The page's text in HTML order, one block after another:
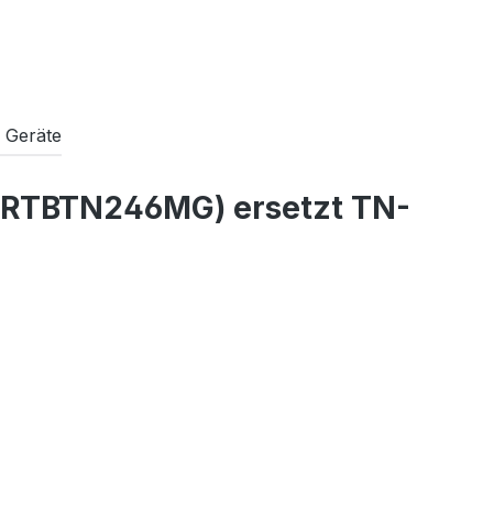
Geräte
ersetzt TN-